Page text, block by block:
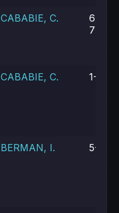
CABABIE, C.
6-3,
7-6 (1)
CABABIE, C. 1-6,
BERMAN, I. 5-7,